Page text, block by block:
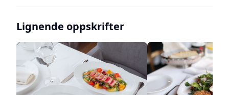
Lignende oppskrifter